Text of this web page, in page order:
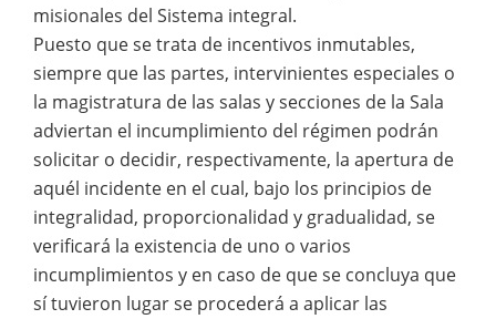
misionales del Sistema integral.
Puesto que se trata de incentivos inmutables,
siempre que las partes, intervinientes especiales o
la magistratura de las salas y secciones de la Sala
adviertan el incumplimiento del régimen podrán
solicitar o decidir, respectivamente, la apertura de
aquél incidente en el cual, bajo los principios de
integralidad, proporcionalidad y gradualidad, se
verificará la existencia de uno o varios
incumplimientos y en caso de que se concluya que
sí tuvieron lugar se procederá a aplicar las